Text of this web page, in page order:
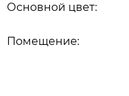
Основной цвет:
Помещение: